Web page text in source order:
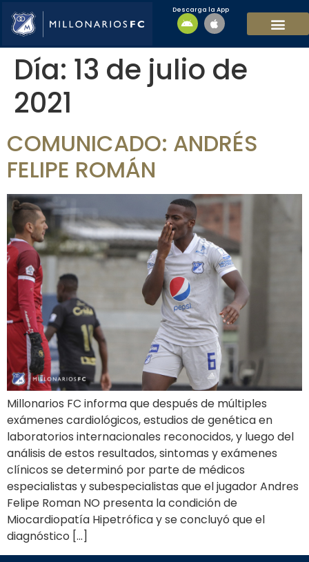
Descarga la App
Día: 13 de julio de
2021
COMUNICADO: ANDRÉS
FELIPE ROMÁN
Millonarios FC informa que después de múltiples
exámenes cardiológicos, estudios de genética en
laboratorios internacionales reconocidos, y luego del
análisis de estos resultados, sintomas y exámenes
clínicos se determinó por parte de médicos
especialistas y subespecialistas que el jugador Andres
Felipe Roman NO presenta la condición de
Miocardiopatía Hipetrófica y se concluyó que el
diagnóstico […]